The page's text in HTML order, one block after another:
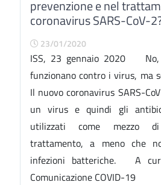
prevenzione e nel
coronavirus SARS-CoV-
23/01/2020
ISS, 23 gennaio 2020 No,
funzionano contro i virus, ma
Il nuovo coronavirus SARS-
un virus e quindi gli
utilizzati come mezzo
trattamento, a meno che
infezioni batteriche. A
Comunicazione COVID-19